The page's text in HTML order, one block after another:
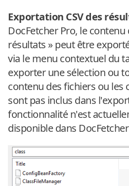
Exportation CSV des
DocFetcher Pro, le contenu
résultats » peut être
via le menu contextuel du
exporter une sélection ou
contenu des fichiers ou les
sont pas inclus dans
fonctionnalité n'est
disponible dans DocFetcher